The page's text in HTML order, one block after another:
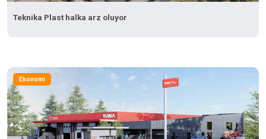
Teknika Plast halka arz oluyor
Ekonomi